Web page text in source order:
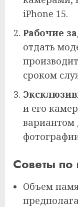
iPhone 15.
Рабочие
отдать
сроком
и его
вариантом
Советы по
Объем